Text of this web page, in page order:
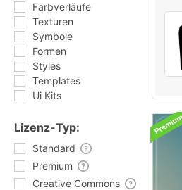
Farbverläufe
Texturen
Symbole
Formen
Styles
Templates
Ui Kits
Lizenz-Typ:
Standard
Premium
Creative Commons